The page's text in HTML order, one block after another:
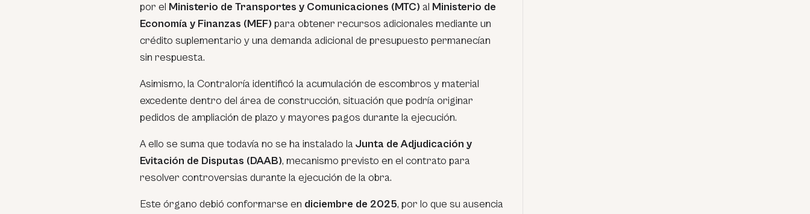
por el Ministerio de Transportes y Comunicaciones (MTC) al Ministerio de
Economía y Finanzas (MEF) para obtener recursos adicionales mediante un
crédito suplementario y una demanda adicional de presupuesto permanecían
sin respuesta.
Asimismo, la Contraloría identificó la acumulación de escombros y material
excedente dentro del área de construcción, situación que podría originar
pedidos de ampliación de plazo y mayores pagos durante la ejecución.
A ello se suma que todavía no se ha instalado la Junta de Adjudicación y
Evitación de Disputas (DAAB), mecanismo previsto en el contrato para
resolver controversias durante la ejecución de la obra.
Este órgano debió conformarse en diciembre de 2025, por lo que su ausencia